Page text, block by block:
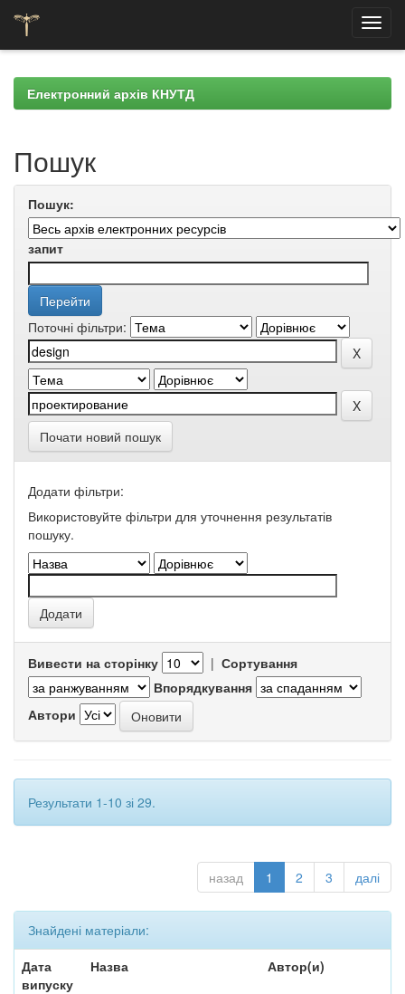
navigationЕлектронний архів КНУТД
Пошук
Пошук:
запит
Поточні фільтри:
Почати новий пошук
Додати фільтри:
Використовуйте фільтри для уточнення результатів
пошуку.
Вивести на сторінку | Сортування
Впорядкування
Автори
Результати 1-10 зі 29.
назад 1 2 3 далі
Знайдені матеріали:
Дата
випуску
Назва Автор(и)